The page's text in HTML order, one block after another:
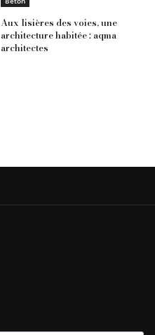
Aux lisières des voies, une
architecture habitée : aqma
architectes